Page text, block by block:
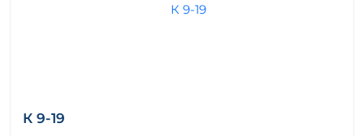
К 9-19